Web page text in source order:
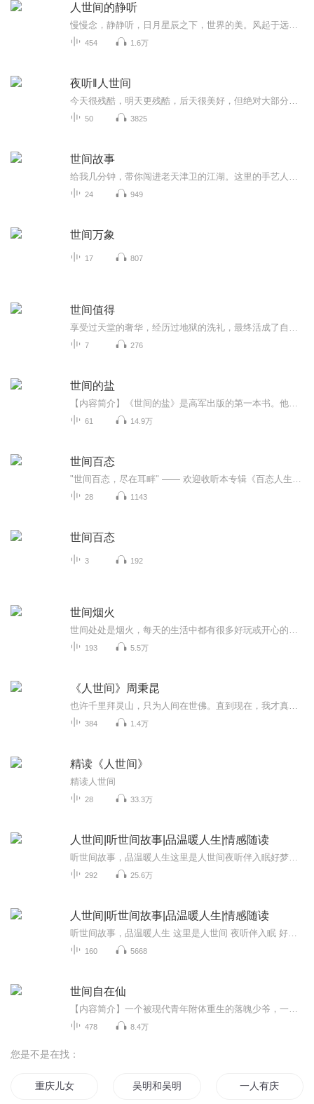
人世间的静听
454 1.6万
夜听‖人世间
50 3825
世间故事
24 949
世间万象
17 807
世间值得
7 276
世间的盐
61 14.9万
世间百态
28 1143
世间百态
3 192
世间烟火
193 5.5万
《人世间》周秉昆
384 1.4万
精读《人世间》
精读人世间
28 33.3万
人世间|听世间故事|品温暖人生|情感随读
292 25.6万
人世间|听世间故事|品温暖人生|情感随读
160 5668
世间自在仙
478 8.4万
您是不是在找：
重庆儿女 吴明和吴明 一人有庆